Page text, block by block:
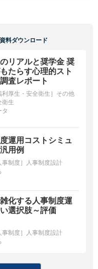
料ダウンロード
リアルと奨学金 奨
たらす心理的スト
査レポート
利厚生・安全衛生］その他
衛生
タ
運用コストシミュ
用例
事制度］人事制度設計
化する人事制度運
選択肢～評価
事制度］人事制度設計